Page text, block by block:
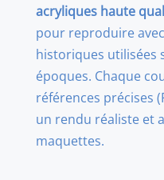
acryliques haute
pour reproduire
historiques utilisées
époques. Chaque
références précises
un rendu réaliste et
maquettes.